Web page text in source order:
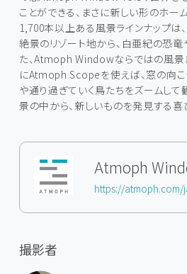
ことができる、まさに新しい形のホー
1,700本以上ある風景ラインナップは
絶景のリゾート地から、白亜紀の恐
た、Atmoph Windowならではの風景
にAtmoph Scopeを使えば、窓の向こ
や通り過ぎていく鳥たちをズームして
景の中から、新しいものを発見する喜
Atmoph
撮影者